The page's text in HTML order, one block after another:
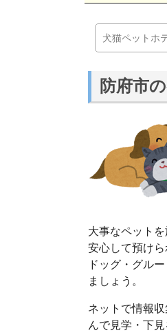
犬猫ペットホ
防府市
大事なペットを
安心して預け
ドッグ・グル
ましょう。
ネットで情報
んで見学・下見